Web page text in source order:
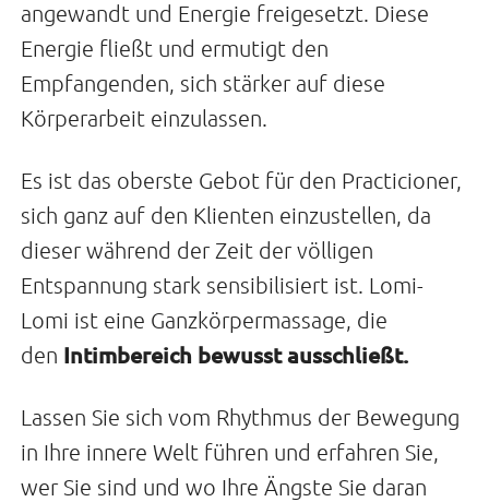
angewandt und Energie freigesetzt. Diese
Energie fließt und ermutigt den
Empfangenden, sich stärker auf diese
Körperarbeit einzulassen.
Es ist das oberste Gebot für den Practicioner,
sich ganz auf den Klienten einzustellen, da
dieser während der Zeit der völligen
Entspannung stark sensibilisiert ist. Lomi-
Lomi ist eine Ganzkörpermassage, die
den Intimbereich bewusst ausschließt.
Lassen Sie sich vom Rhythmus der Bewegung
in Ihre innere Welt führen und erfahren Sie,
wer Sie sind und wo Ihre Ängste Sie daran